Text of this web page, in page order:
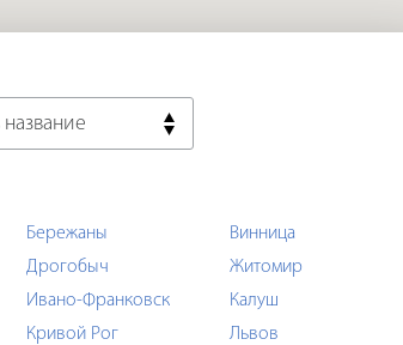
Бережаны
Винница
Дрогобыч
Житомир
Ивано-Франковск
Калуш
Кривой Рог
Львов